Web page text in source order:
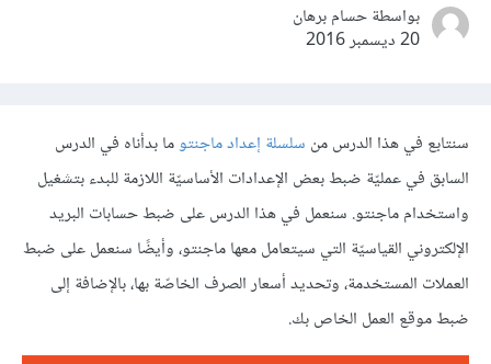
بواسطة حسام برهان
20 ديسمبر 2016
سنتابع في هذا الدرس من سلسلة إعداد ماجنتوما بدأناه في الدرس
السابق في عمليّة ضبط بعض الإعدادات الأساسيّة اللازمة للبدء بتشغيل
واستخدام ماجنتو. سنعمل في هذا الدرس على ضبط حسابات البريد
الإلكتروني القياسيّة التي سيتعامل معها ماجنتو، وأيضًا سنعمل على ضبط
العملات المستخدمة، وتحديد أسعار الصرف الخاصّة بها، بالإضافة إلى
ضبط موقع العمل الخاص بك.